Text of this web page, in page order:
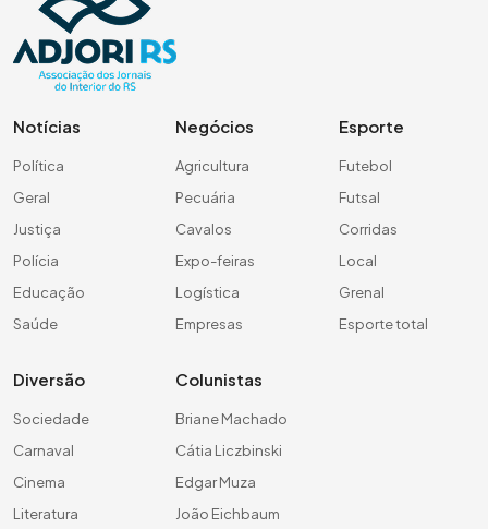
Notícias
Política
Geral
Justiça
Polícia
Educação
Saúde
Negócios
Agricultura
Pecuária
Cavalos
Expo-feiras
Logística
Empresas
Esporte
Futebol
Futsal
Corridas
Local
Grenal
Esporte total
Diversão
Sociedade
Carnaval
Cinema
Literatura
Colunistas
Briane Machado
Cátia Liczbinski
Edgar Muza
João Eichbaum